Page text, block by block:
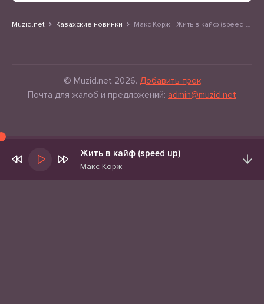
Muzid.net Казахские новинки Макс Корж - Жить в кайф (speed up)
© Muzid.net 2026. Добавить трек
Почта для жалоб и предложений: admin@muzid.net
Жить в кайф (speed up)
Макс Корж